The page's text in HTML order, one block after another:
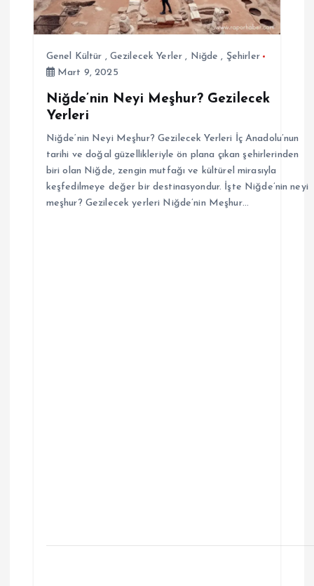
Genel Kültür , Gezilecek Yerler , Niğde , Şehirler
Mart 9, 2025
Niğde’nin Neyi Meşhur? Gezilecek
Yerleri
Niğde‘nin Neyi Meşhur? Gezilecek Yerleri İç Anadolu’nun
tarihi ve doğal güzellikleriyle ön plana çıkan şehirlerinden
biri olan Niğde, zengin mutfağı ve kültürel mirasıyla
keşfedilmeye değer bir destinasyondur. İşte Niğde’nin neyi
meşhur? Gezilecek yerleri Niğde’nin Meşhur…